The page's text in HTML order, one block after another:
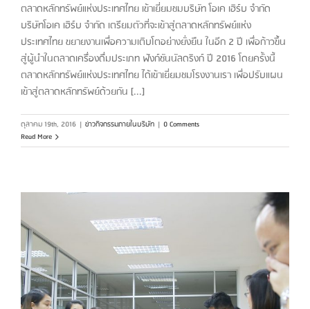
ตลาดหลักทรัพย์แห่งประเทศไทย เข้าเยี่ยมชมบริษัท โอเค เฮิร์บ จำกัด
บริษัทโอเค เฮิร์บ จำกัด เตรียมตัวที่จะเข้าสู่ตลาดหลักทรัพย์แห่ง
ประเทศไทย ขยายงานเพื่อความเติบโตอย่างยั่งยืน ในอีก 2 ปี เพื่อก้าวขึ้น
สู่ผู้นำในตลาดเครื่องดื่มประเภท ฟังก์ชันนัลดริงก์ ปี 2016 โดยครั้งนี้
ตลาดหลักทรัพย์แห่งประเทศไทย ได้เข้าเยี่ยมชมโรงงานเรา เพื่อปรับแผน
เข้าสู่ตลาดหลักทรัพย์ด้วยกัน [...]
ตุลาคม 19th, 2016 | ข่าวกิจกรรมภายในบริษัท | 0 Comments
Read More